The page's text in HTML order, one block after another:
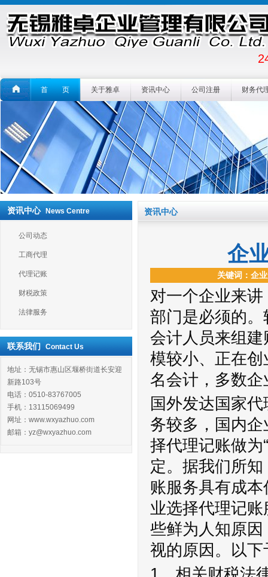
首 页 关于雅卓 资讯中心 公司注册 财务代
资讯中心 News Centre
公司动态
工商代理
代理记账
财税政策
法律服务
联系我们 Contact Us
地址：无锡市惠山区堰桥街道长安迎
新路103号
电话：0510-83767005
手机：13115069499
网址：www.wxyazhuo.com
邮箱：yz@wxyazhuo.com
资讯中心
企
关键词：企
对一个企业来
部门是必须的
会计人员来组
模较小、正在
名会计，多数
国外发达国家
务较多，国内
择代理记账做为
定。据我们所
账服务具有成
业选择代理记
些鲜为人知原
视的原因。以